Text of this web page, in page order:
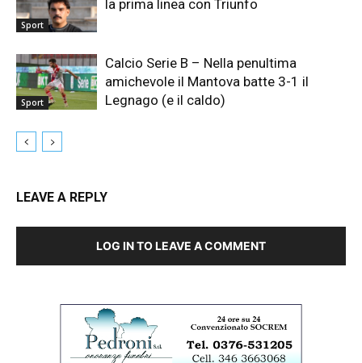
Sport
la prima linea con Triunfo
Sport
Calcio Serie B – Nella penultima
amichevole il Mantova batte 3-1 il
Legnago (e il caldo)
LEAVE A REPLY
LOG IN TO LEAVE A COMMENT